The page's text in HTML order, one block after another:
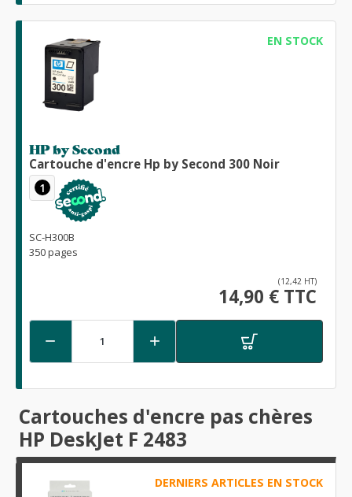
EN STOCK
HP by Second
Cartouche d'encre Hp by Second 300 Noir
1
SC-H300B
350 pages
(12,42 HT)
14,90 € TTC
 
Cartouches d'encre pas chères
HP DeskJet F 2483
DERNIERS ARTICLES EN STOCK